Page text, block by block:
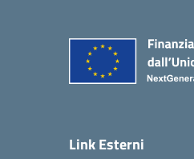
Link Esterni